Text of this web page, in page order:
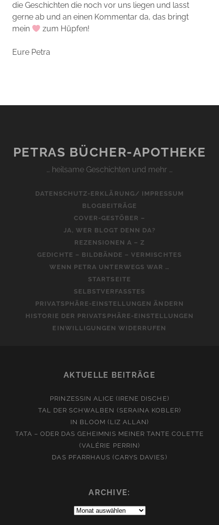
die Geschichten die noch vor uns liegen und lasst
gerne ab und an einen Kommentar da, das bringt
mein
zum Hüpfen!
Eure Petra
PETRAS BÜCHER-APOTHEKE
… heilsame Geschichten und mehr …
DATENSCHUTZ-ERKLÄRUNG/ IMPRESSUM
BLOGBEITRÄGE
COVER-GESTÖBER –
JA, WER BLOGT DENN DA?
REZENSIONEN A – Z
GEDICHTE – BILDBÄNDE – VERMISCHTES
WENN PETRA UNTERWEGS WAR …
STARTSEITE
SELBSTVERFASSTES
PRIVATSPHÄRE-EINSTELLUNGEN ÄNDERN
HISTORIE DER PRIVATSPHÄRE-EINSTELLUNGEN
EINWILLIGUNGEN WIDERRUFEN
AKTUELLE BEITRÄGE
PRINZESSIN ALICE (IRENE DISCHE)
TAL DER SCHWALBEN (SERAINA KOBLER)
IN BLOOM (LIZ ALLAN)
TATA – ODER DAS GEHEIMNIS MEINER TANTE COLETTE
(VALÉRIE PERRIN)
DAS PFARRHAUS (CARYS DAVIES)
ARCHIVE:
Archive: